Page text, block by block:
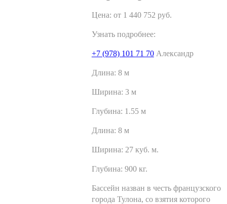
Цена: от 1 440 752 руб.
Узнать подробнее:
+7 (978) 101 71 70 Александр
Длина: 8 м
Ширина: 3 м
Глубина: 1.55 м
Длина: 8 м
Ширина: 27 куб. м.
Глубина: 900 кг.
Бассейн назван в честь французского
города Тулона, со взятия которого